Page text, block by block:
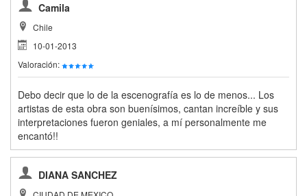
Camila
Chile
10-01-2013
Valoración:
Debo decir que lo de la escenografía es lo de menos... Los
artistas de esta obra son buenísimos, cantan increíble y sus
interpretaciones fueron geniales, a mí personalmente me
encantó!!
DIANA SANCHEZ